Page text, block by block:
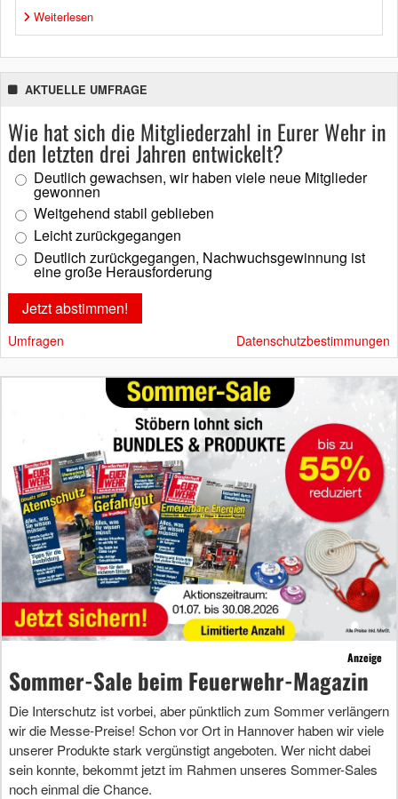
Weiterlesen
AKTUELLE UMFRAGE
Wie hat sich die Mitgliederzahl in Eurer Wehr in
den letzten drei Jahren entwickelt?
Deutlich gewachsen, wir haben viele neue Mitglieder
gewonnen
Weitgehend stabil geblieben
Leicht zurückgegangen
Deutlich zurückgegangen, Nachwuchsgewinnung ist
eine große Herausforderung
Umfragen Datenschutzbestimmungen
Anzeige
Sommer-Sale beim Feuerwehr-Magazin
Die Interschutz ist vorbei, aber pünktlich zum Sommer verlängern
wir die Messe-Preise! Schon vor Ort in Hannover haben wir viele
unserer Produkte stark vergünstigt angeboten. Wer nicht dabei
sein konnte, bekommt jetzt im Rahmen unseres Sommer-Sales
noch einmal die Chance.